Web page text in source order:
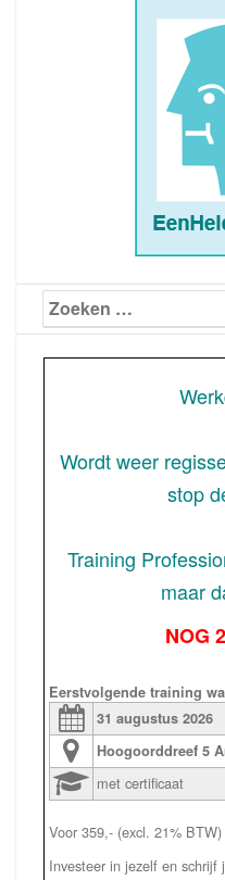
Zoeken
naar:
Wordt weer
stop
Training
maar
NOG
Eerstvolgende training
31 augustus2026
Hoogoorddreef 5
met certificaat
Voor 359,- (excl. 21% BTW)
Investeer in jezelf en